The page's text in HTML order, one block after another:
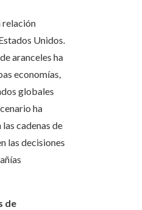
relación
Unidos.
aranceles ha
economías,
globales
ha
cadenas de
las decisiones
de